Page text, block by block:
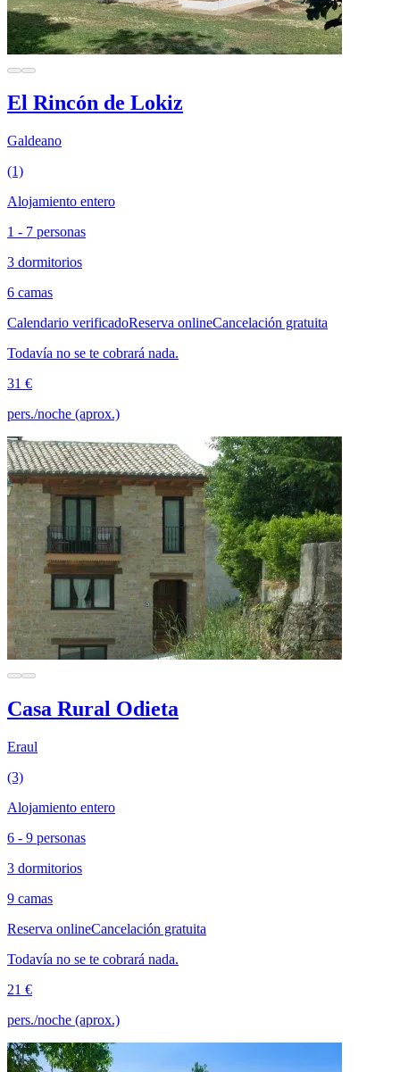
El Rincón de Lokiz
Galdeano
(1)
Alojamiento entero
1 - 7 personas
3 dormitorios
6 camas
Calendario verificadoReserva onlineCancelación gratuita
Todavía no se te cobrará nada.
31 €
pers./noche (aprox.)
Casa Rural Odieta
Eraul
(3)
Alojamiento entero
6 - 9 personas
3 dormitorios
9 camas
Reserva onlineCancelación gratuita
Todavía no se te cobrará nada.
21 €
pers./noche (aprox.)